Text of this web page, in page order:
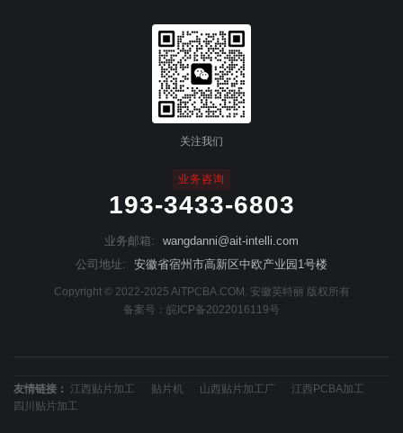
业务咨询
193-3433-6803
业务邮箱:
wangdanni@ait-intelli.com
公司地址:
安徽省宿州市高新区中欧产业园1号楼
Copyright © 2022-2025 AiTPCBA.COM. 安徽英特丽 版权所有
备案号： 皖ICP备2022016119号
关注我们
友情链接： 江西贴片加工 贴片机 山西贴片加工厂
江西PCBA加工
四川贴片加工